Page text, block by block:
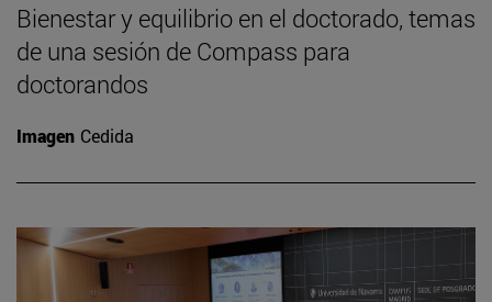
Bienestar y equilibrio en el doctorado, temas
de una sesión de Compass para
doctorandos
Imagen Cedida